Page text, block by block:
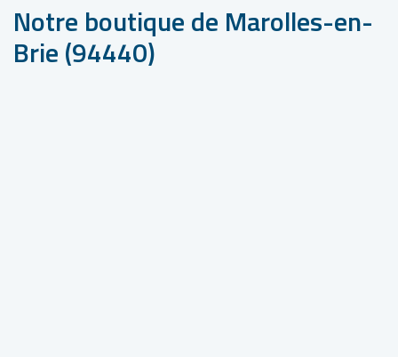
Notre boutique de Marolles-en-
Brie (94440)